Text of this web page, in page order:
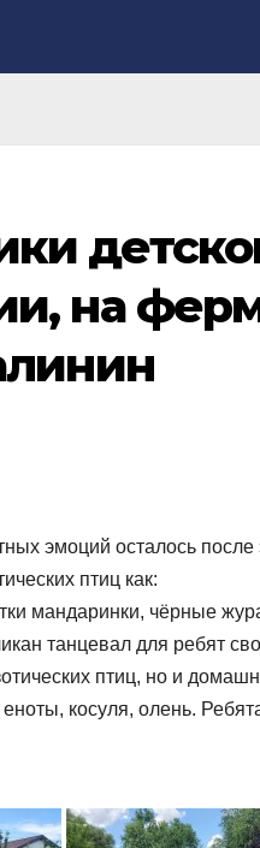
на
эмоций осталось после
птиц как:
мандаринки, чёрные
танцевал для ребят
птиц, но и
косуля, олень.